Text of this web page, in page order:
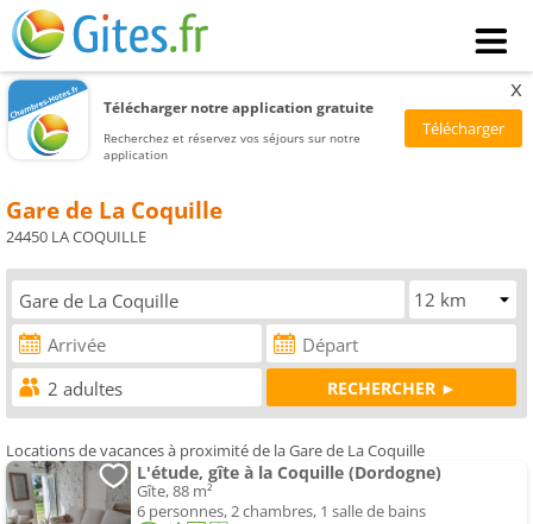
Télécharger notre application gratuite
Recherchez et réservez vos séjours sur notre
application
x
Gare de La Coquille
24450 LA COQUILLE
Locations de vacances à proximité de la Gare de La Coquille
L'étude, gîte à la Coquille (Dordogne)
Gîte, 88 m²
6 personnes, 2 chambres, 1 salle de bains